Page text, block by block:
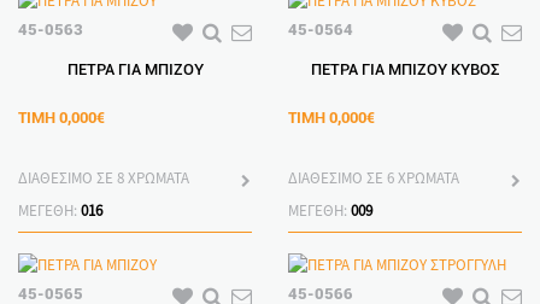
45-0563
ΠΕΤΡΑ ΓΙΑ ΜΠΙΖΟΥ
ΤΙΜΗ 0,000€
ΔΙΑΘΕΣΙΜΟ ΣΕ 8 ΧΡΩΜΑΤΑ
ΜΕΓΕΘΗ: 016
45-0564
ΠΕΤΡΑ ΓΙΑ ΜΠΙΖΟΥ ΚΥΒΟΣ
ΤΙΜΗ 0,000€
ΔΙΑΘΕΣΙΜΟ ΣΕ 6 ΧΡΩΜΑΤΑ
ΜΕΓΕΘΗ: 009
45-0565 45-0566